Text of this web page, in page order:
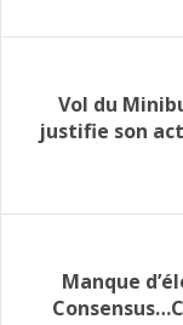
Vol du
justifie son
Manque